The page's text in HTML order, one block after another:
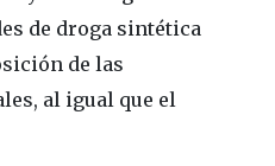
de droga sintética
de las
al igual que el